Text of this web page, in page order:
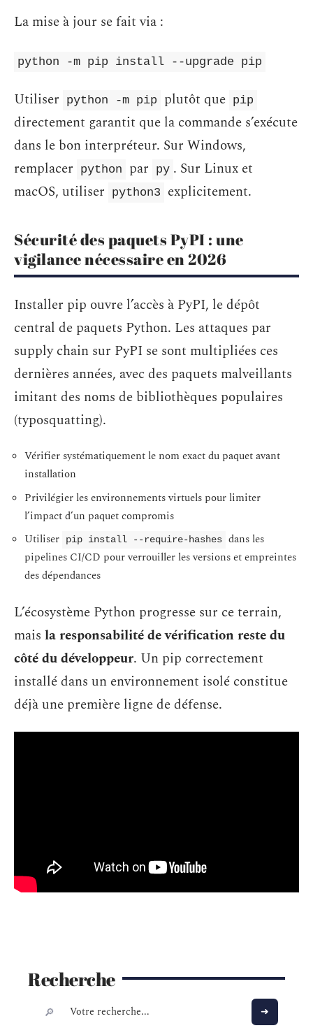
La mise à jour se fait via :
python -m pip install --upgrade pip
Utiliser python -m pip plutôt que pip
directement garantit que la commande s’exécute
dans le bon interpréteur. Sur Windows,
remplacer
python par py . Sur Linux et
macOS, utiliser
python3 explicitement.
Sécurité des paquets PyPI : une
vigilance nécessaire en 2026
Installer pip ouvre l’accès à PyPI, le dépôt
central de paquets Python. Les attaques par
supply chain sur PyPI se sont multipliées ces
dernières années, avec des paquets malveillants
imitant des noms de bibliothèques populaires
(typosquatting).
Vérifier systématiquement le nom exact du paquet avant
installation
Privilégier les environnements virtuels pour limiter
l’impact d’un paquet compromis
Utiliser
pip install --require-hashes dans les
pipelines CI/CD pour verrouiller les versions et empreintes
des dépendances
L’écosystème Python progresse sur ce terrain,
mais la responsabilité de vérification reste du
côté du développeur. Un pip correctement
installé dans un environnement isolé constitue
déjà une première ligne de défense.
Recherche